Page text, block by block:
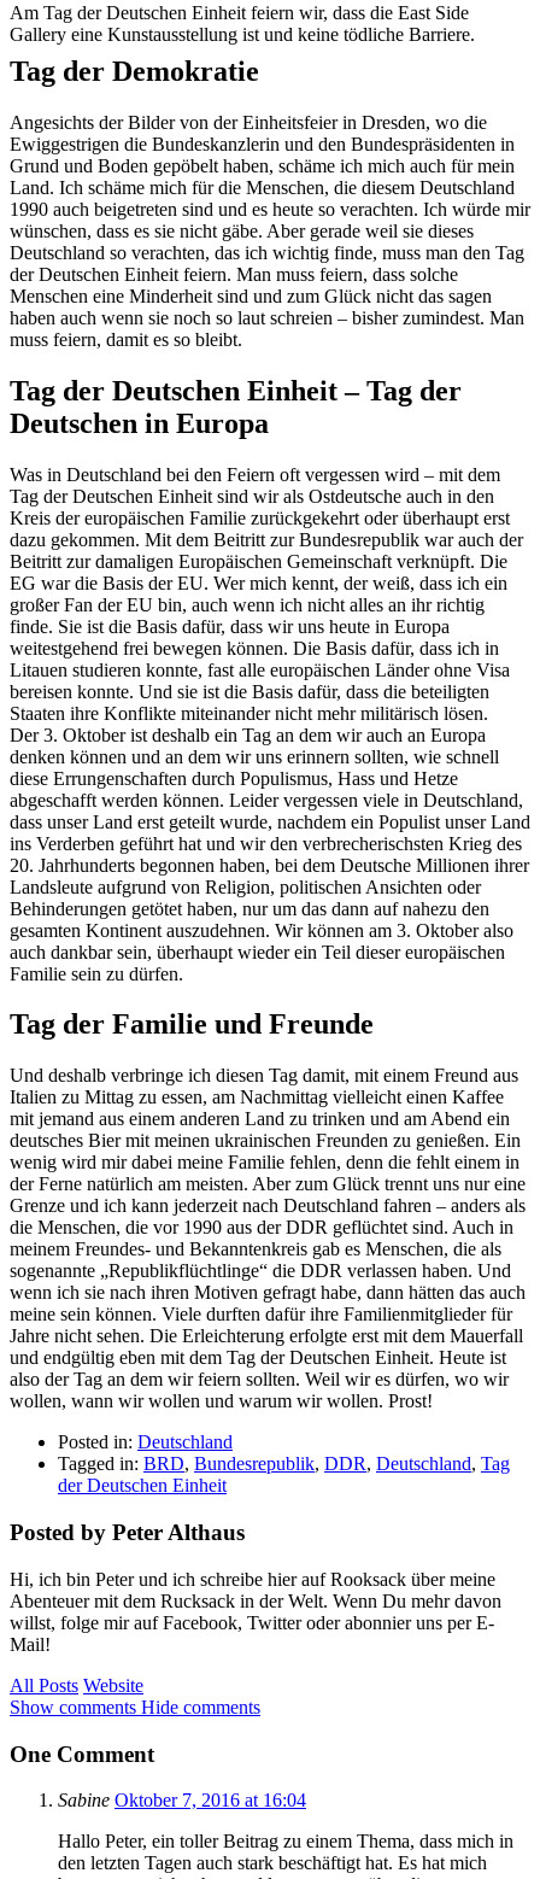
Am Tag der Deutschen Einheit feiern wir, dass die East Side
Gallery eine Kunstausstellung ist und keine tödliche Barriere.
Tag der Demokratie
Angesichts der Bilder von der Einheitsfeier in Dresden, wo die
Ewiggestrigen die Bundeskanzlerin und den Bundespräsidenten in
Grund und Boden gepöbelt haben, schäme ich mich auch für mein
Land. Ich schäme mich für die Menschen, die diesem Deutschland
1990 auch beigetreten sind und es heute so verachten. Ich würde mir
wünschen, dass es sie nicht gäbe. Aber gerade weil sie dieses
Deutschland so verachten, das ich wichtig finde, muss man den Tag
der Deutschen Einheit feiern. Man muss feiern, dass solche
Menschen eine Minderheit sind und zum Glück nicht das sagen
haben auch wenn sie noch so laut schreien – bisher zumindest. Man
muss feiern, damit es so bleibt.
Tag der Deutschen Einheit – Tag der
Deutschen in Europa
Was in Deutschland bei den Feiern oft vergessen wird – mit dem
Tag der Deutschen Einheit sind wir als Ostdeutsche auch in den
Kreis der europäischen Familie zurückgekehrt oder überhaupt erst
dazu gekommen. Mit dem Beitritt zur Bundesrepublik war auch der
Beitritt zur damaligen Europäischen Gemeinschaft verknüpft. Die
EG war die Basis der EU. Wer mich kennt, der weiß, dass ich ein
großer Fan der EU bin, auch wenn ich nicht alles an ihr richtig
finde. Sie ist die Basis dafür, dass wir uns heute in Europa
weitestgehend frei bewegen können. Die Basis dafür, dass ich in
Litauen studieren konnte, fast alle europäischen Länder ohne Visa
bereisen konnte. Und sie ist die Basis dafür, dass die beteiligten
Staaten ihre Konflikte miteinander nicht mehr militärisch lösen.
Der 3. Oktober ist deshalb ein Tag an dem wir auch an Europa
denken können und an dem wir uns erinnern sollten, wie schnell
diese Errungenschaften durch Populismus, Hass und Hetze
abgeschafft werden können. Leider vergessen viele in Deutschland,
dass unser Land erst geteilt wurde, nachdem ein Populist unser Land
ins Verderben geführt hat und wir den verbrecherischsten Krieg des
20. Jahrhunderts begonnen haben, bei dem Deutsche Millionen ihrer
Landsleute aufgrund von Religion, politischen Ansichten oder
Behinderungen getötet haben, nur um das dann auf nahezu den
gesamten Kontinent auszudehnen. Wir können am 3. Oktober also
auch dankbar sein, überhaupt wieder ein Teil dieser europäischen
Familie sein zu dürfen.
Tag der Familie und Freunde
Und deshalb verbringe ich diesen Tag damit, mit einem Freund aus
Italien zu Mittag zu essen, am Nachmittag vielleicht einen Kaffee
mit jemand aus einem anderen Land zu trinken und am Abend ein
deutsches Bier mit meinen ukrainischen Freunden zu genießen. Ein
wenig wird mir dabei meine Familie fehlen, denn die fehlt einem in
der Ferne natürlich am meisten. Aber zum Glück trennt uns nur eine
Grenze und ich kann jederzeit nach Deutschland fahren – anders als
die Menschen, die vor 1990 aus der DDR geflüchtet sind. Auch in
meinem Freundes- und Bekanntenkreis gab es Menschen, die als
sogenannte „Republikflüchtlinge“ die DDR verlassen haben. Und
wenn ich sie nach ihren Motiven gefragt habe, dann hätten das auch
meine sein können. Viele durften dafür ihre Familienmitglieder für
Jahre nicht sehen. Die Erleichterung erfolgte erst mit dem Mauerfall
und endgültig eben mit dem Tag der Deutschen Einheit. Heute ist
also der Tag an dem wir feiern sollten. Weil wir es dürfen, wo wir
wollen, wann wir wollen und warum wir wollen. Prost!
Posted in: Deutschland
Tagged in: BRD, Bundesrepublik, DDR, Deutschland, Tag
der Deutschen Einheit
Posted by Peter Althaus
Hi, ich bin Peter und ich schreibe hier auf Rooksack über meine
Abenteuer mit dem Rucksack in der Welt. Wenn Du mehr davon
willst, folge mir auf Facebook, Twitter oder abonnier uns per E-
Mail!
All Posts Website
Show comments Hide comments
One Comment
Sabine Oktober 7, 2016 at 16:04
Hallo Peter, ein toller Beitrag zu einem Thema, dass mich in
den letzten Tagen auch stark beschäftigt hat. Es hat mich